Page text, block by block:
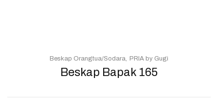
Beskap Bapak 165
Beskap Orangtua/Sodara PRIA by Gugi